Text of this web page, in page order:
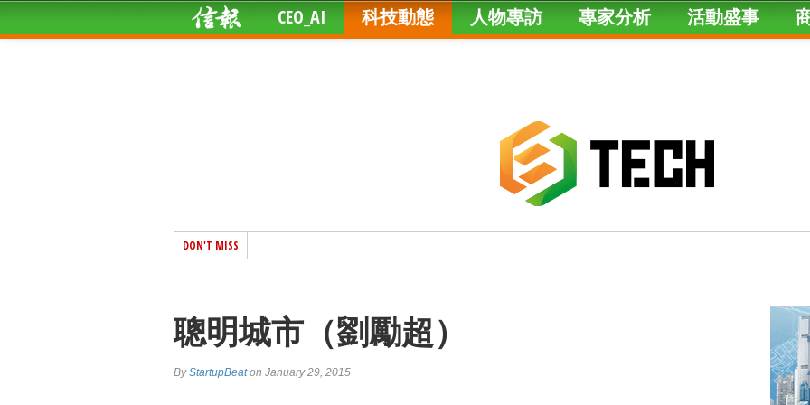
CEO_AI 科技動態 人物專訪 專家分析 活動盛事
DON'T MISS
聰明城市（劉勵超）
ByStartupBeaton January 29, 2015